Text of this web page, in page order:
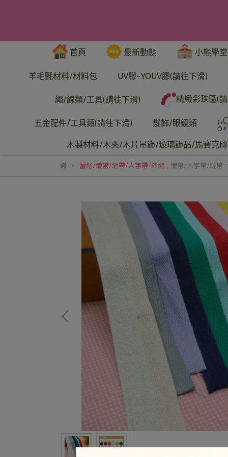
首頁 最新動態 小熊學
羊毛氈材料/材料包 UV膠-YOUV膠(請往下滑)
繩/線類/工具(請往下滑) 精緻彩珠區(
五金配件/工具類(請往下滑) 髮飾/眼鏡類
木製材料/木夾/木片吊飾/玻璃飾品/馬賽克
蕾絲/織帶/網帶/人字帶/紗網 , 織帶/人字帶/絨帶